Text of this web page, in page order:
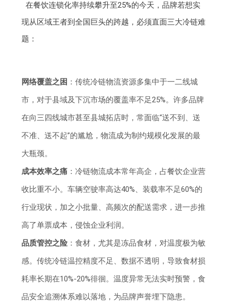
在餐饮连锁化率持续攀升至25%的今天，品牌若想实
现从区域王者到全国巨头的跨越，必须直面三大冷链难
题：
网络覆盖之困 ：传统冷链物流资源多集中于一二线城
市，对于县域及下沉市场的覆盖率不足25%。许多品牌
在向三四线城市甚至县城拓店时，常面临“送不到、送
不准、送不起”的尴尬，物流成为制约规模化发展的最
大瓶颈。
成本效率之痛 ：冷链物流成本常年高企，占餐饮企业营
收比重不小。车辆空驶率高达40%、装载率不足60%的
行业现状，加之小批量、高频次的配送需求，进一步推
高了单票成本，侵蚀企业利润。
品质管控之险 ：食材，尤其是冻品食材，对温度极为敏
感。传统冷链温控精度不足、数据不透明，导致食材损
耗率长期在10%-20%徘徊。温度异常无法实时预警，食
品安全追溯体系难以落地，为品牌声誉埋下隐患。